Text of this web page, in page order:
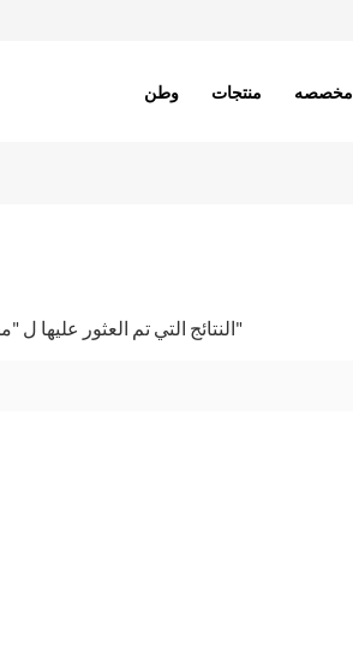
وطن منتجات مخصصه
0 النتائج التي تم العثور عليها ل "مجموعة البيج سلس"